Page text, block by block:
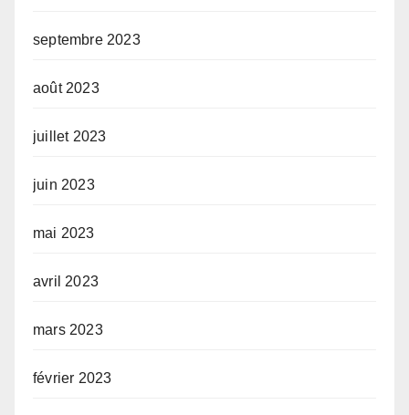
septembre 2023
août 2023
juillet 2023
juin 2023
mai 2023
avril 2023
mars 2023
février 2023